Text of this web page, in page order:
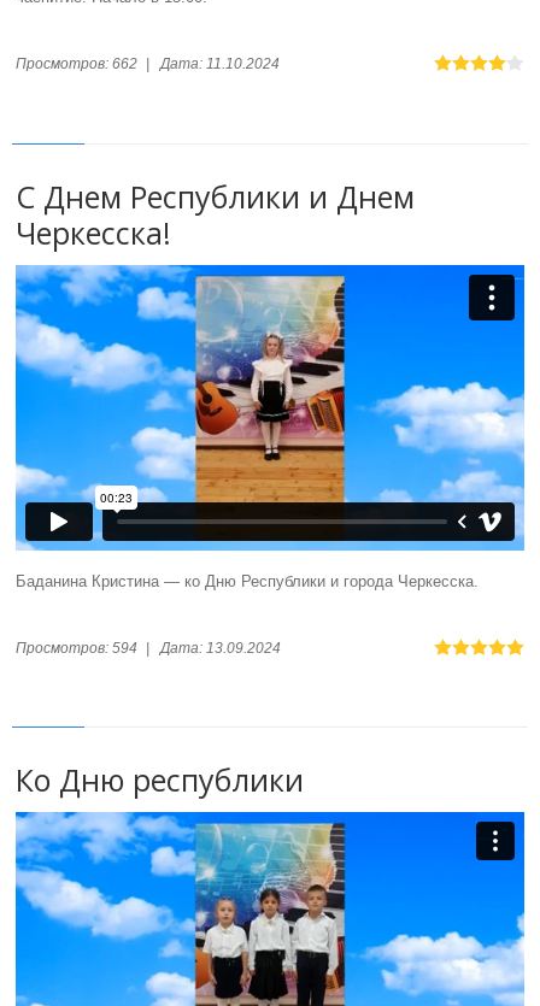
Просмотров: 662 Дата: 11.10.2024
С Днем Республики и Днем
Черкесска!
Баданина Кристина — ко Дню Республики и города Черкесска.
Просмотров: 594 | Дата: 13.09.2024
Ко Дню республики